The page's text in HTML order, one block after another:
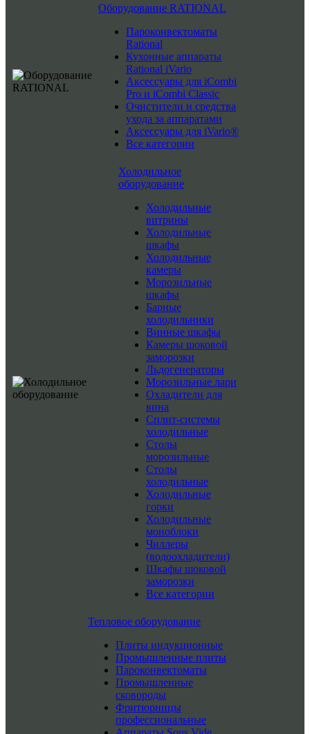
Оборудование RATIONAL
Пароконвектоматы
Rational
Кухонные аппараты
Rational iVario
Аксессуары для iCombi
Pro и iCombi Classic
Очистители и средства
ухода за аппаратами
Аксессуары для iVario®
Все категории
Холодильное
оборудование
Холодильные
витрины
Холодильные
шкафы
Холодильные
камеры
Морозильные
шкафы
Барные
холодильники
Винные шкафы
Камеры шоковой
заморозки
Льдогенераторы
Морозильные лари
Охладители для
вина
Сплит-системы
холодильные
Столы
морозильные
Столы
холодильные
Холодильные
горки
Холодильные
моноблоки
Чиллеры
(водоохладители)
Шкафы шоковой
заморозки
Все категории
Тепловое оборудование
Плиты индукционные
Промышленные плиты
Пароконвектоматы
Промышленные
сковороды
Фритюрницы
профессиональные